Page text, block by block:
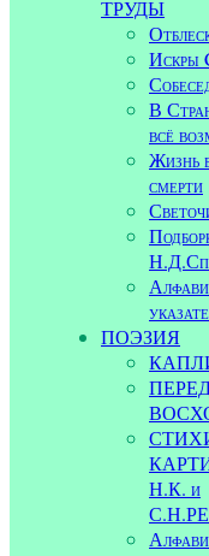
ТРУДЫ
Искры
В
всё
Жизнь
смерти
ПОЭЗИЯ
Н.К. и